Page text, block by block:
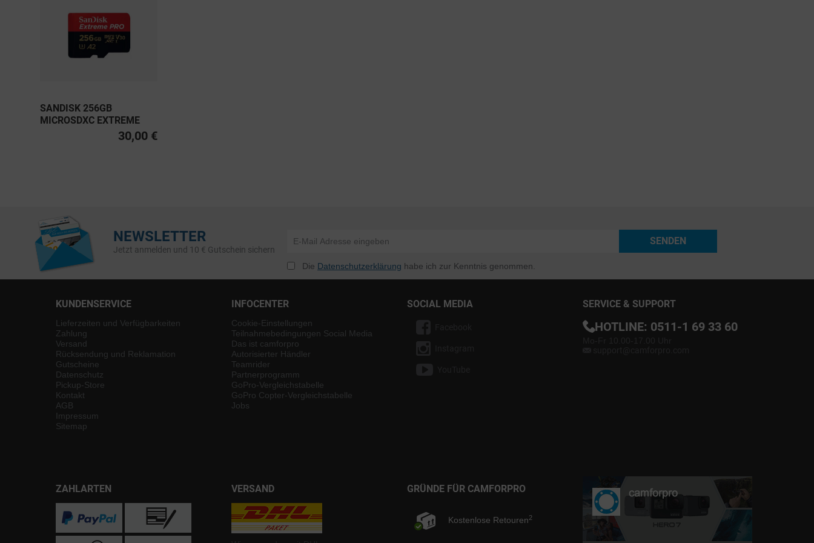
SANDISK 256GB
MICROSDXC EXTREME
PRO UHS-I U3, CLASS 10
30,00 €
NEWSLETTER
Jetzt anmelden und 10 € Gutschein sichern
SENDEN
Die Datenschutzerklärung habe ich zur Kenntnis genommen.
KUNDENSERVICE
Lieferzeiten und Verfügbarkeiten
Zahlung
Versand
Rücksendung und Reklamation
Gutscheine
Datenschutz
Pickup-Store
Kontakt
AGB
Impressum
Sitemap
INFOCENTER
Cookie-Einstellungen
Teilnahmebedingungen Social Media
Das ist camforpro
Autorisierter Händler
Teamrider
Partnerprogramm
GoPro-Vergleichstabelle
GoPro Copter-Vergleichstabelle
Jobs
SOCIAL MEDIA SERVICE & SUPPORT
HOTLINE: 0511-1 69 33 60
ZAHLARTEN VERSAND GRÜNDE FÜR CAMFORPRO
Kostenlose Retouren2